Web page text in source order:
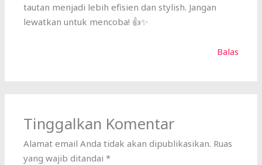
tautan menjadi lebih efisien dan stylish. Jangan
lewatkan untuk mencoba! 👍✨
Balas
Tinggalkan Komentar
Alamat email Anda tidak akan dipublikasikan. Ruas
yang wajib ditandai*